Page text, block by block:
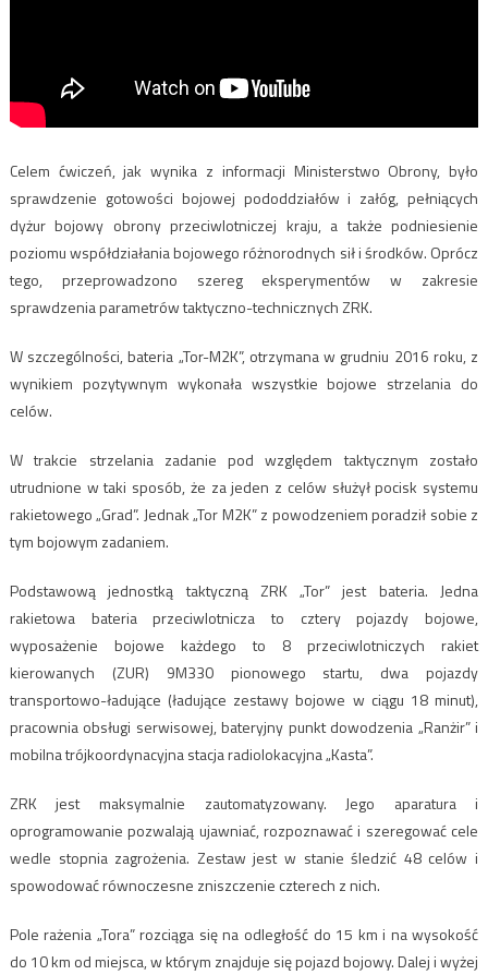
Celem ćwiczeń, jak wynika z informacji Ministerstwo Obrony, było
sprawdzenie gotowości bojowej pododdziałów i załóg, pełniących
dyżur bojowy obrony przeciwlotniczej kraju, a także podniesienie
poziomu współdziałania bojowego różnorodnych sił i środków. Oprócz
tego, przeprowadzono szereg eksperymentów w zakresie
sprawdzenia parametrów taktyczno-technicznych ZRK.
W szczególności, bateria „Tor-M2K”, otrzymana w grudniu 2016 roku, z
wynikiem pozytywnym wykonała wszystkie bojowe strzelania do
celów.
W trakcie strzelania zadanie pod względem taktycznym zostało
utrudnione w taki sposób, że za jeden z celów służył pocisk systemu
rakietowego „Grad”. Jednak „Tor M2K” z powodzeniem poradził sobie z
tym bojowym zadaniem.
Podstawową jednostką taktyczną ZRK „Tor” jest bateria. Jedna
rakietowa bateria przeciwlotnicza to cztery pojazdy bojowe,
wyposażenie bojowe każdego to 8 przeciwlotniczych rakiet
kierowanych (ZUR) 9M330 pionowego startu, dwa pojazdy
transportowo-ładujące (ładujące zestawy bojowe w ciągu 18 minut),
pracownia obsługi serwisowej, bateryjny punkt dowodzenia „Ranżir” i
mobilna trójkoordynacyjna stacja radiolokacyjna „Kasta”.
ZRK jest maksymalnie zautomatyzowany. Jego aparatura i
oprogramowanie pozwalają ujawniać, rozpoznawać i szeregować cele
wedle stopnia zagrożenia. Zestaw jest w stanie śledzić 48 celów i
spowodować równoczesne zniszczenie czterech z nich.
Pole rażenia „Tora” rozciąga się na odległość do 15 km i na wysokość
do 10 km od miejsca, w którym znajduje się pojazd bojowy. Dalej i wyżej